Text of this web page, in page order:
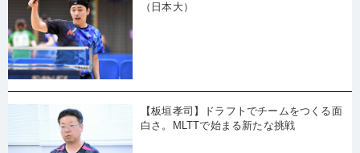
（日本大）
【板垣孝司】ドラフトでチームをつくる面
白さ。MLTTで始まる新たな挑戦